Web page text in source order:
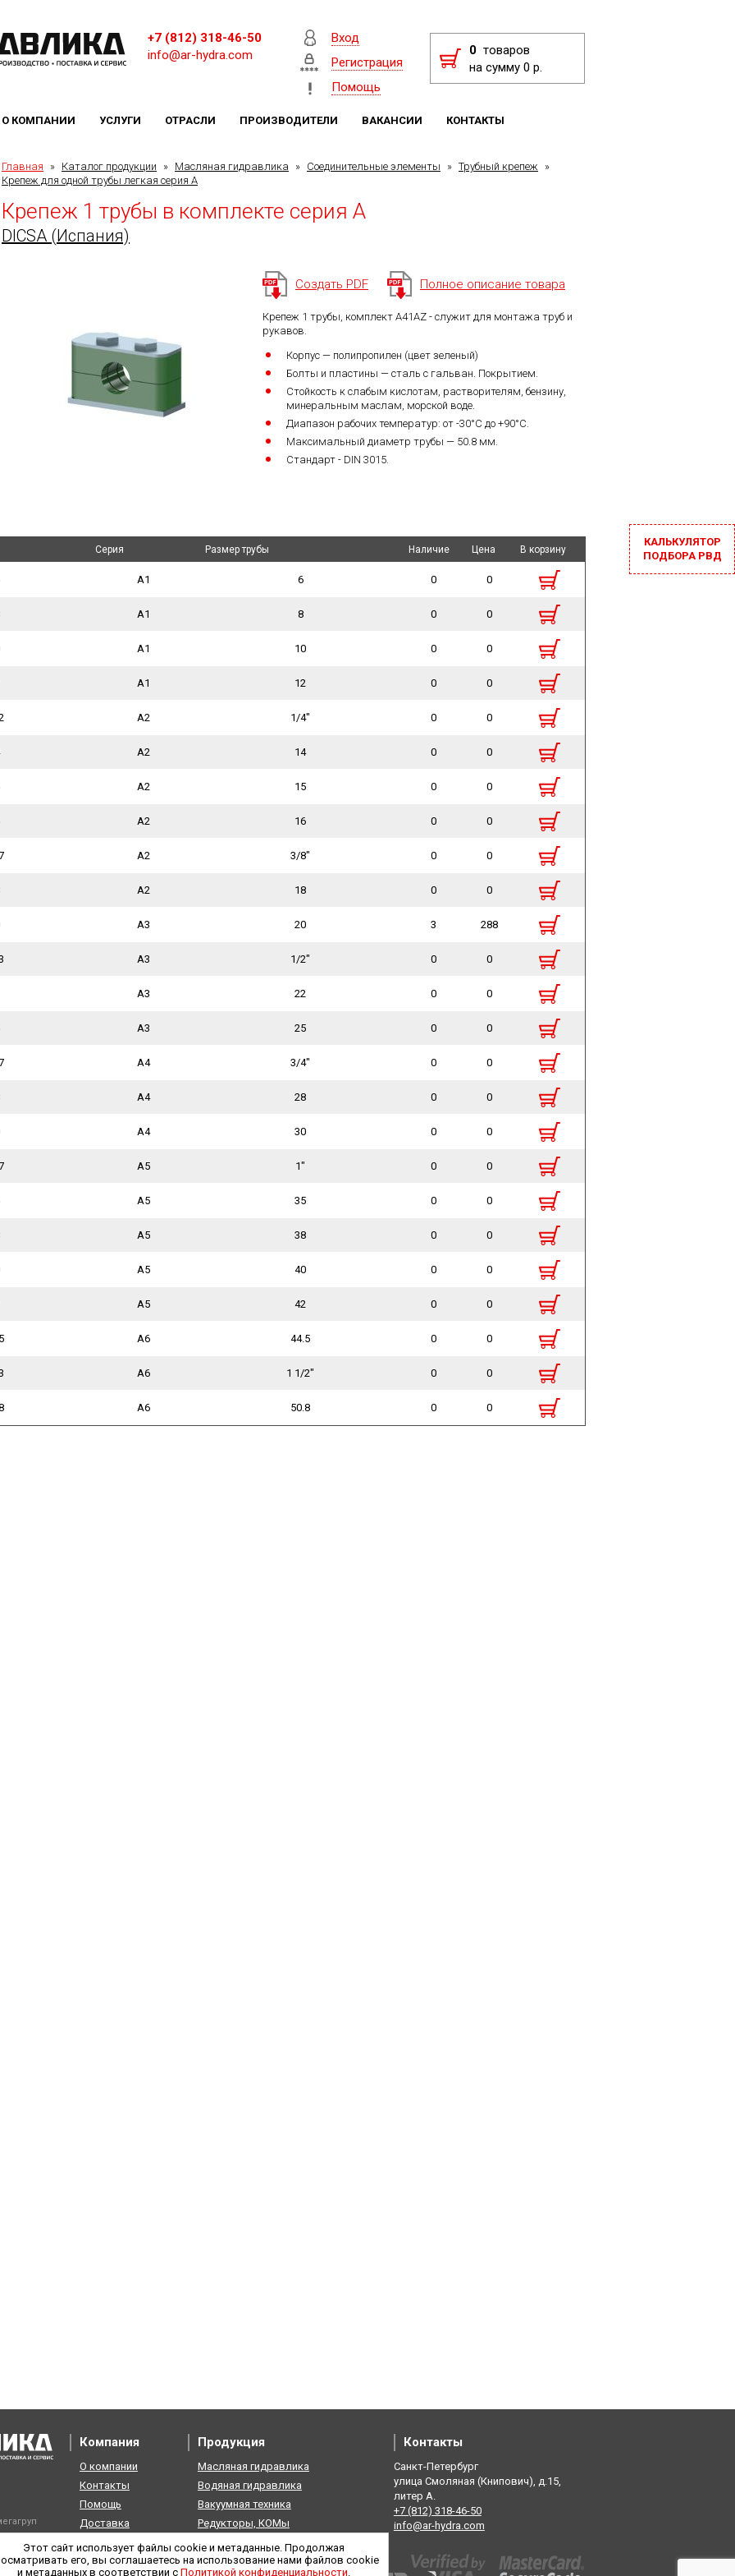
Этот сайт использует файлы cookie и метаданные. Продолжая
его, вы соглашаетесь на использование нами файлов cookie
и метаданных в соответствии с Политикой конфиденциальности.
+7 (812) 318-46-50
info@ar-hydra.com
Вход
Регистрация
Помощь
0 товаров
на сумму 0 р.
О КОМПАНИИ УСЛУГИ ОТРАСЛИ ПРОИЗВОДИТЕЛИ ВАКАНСИИ КОНТАКТЫ
Главная » Каталог продукции » Масляная гидравлика » Соединительные элементы » Трубный крепеж
»
Крепеж для одной трубы легкая серия A
Крепеж 1 трубы в комплекте серия A
DICSA (Испания)
Создать PDF Полное описание товара
Крепеж 1 трубы, комплект A41AZ - служит для монтажа труб и
рукавов.
Корпус — полипропилен (цвет зеленый)
Болты и пластины — сталь с гальван. Покрытием.
Стойкость к слабым кислотам, растворителям, бензину,
минеральным маслам, морской воде.
Диапазон рабочих температур: от -30°C до +90°C.
Максимальный диаметр трубы — 50.8 мм.
Стандарт - DIN 3015.
Серия Размер трубы Наличие Цена В корзину
A1 6 0 0
A1 8 0 0
A1 10 0 0
A1 12 0 0
A2 1/4" 0 0
A2 14 0 0
A2 15 0 0
A2 16 0 0
A2 3/8" 0 0
A2 18 0 0
A3 20 3 288
A3 1/2" 0 0
A3 22 0 0
A3 25 0 0
A4 3/4" 0 0
A4 28 0 0
A4 30 0 0
A5 1" 0 0
A5 35 0 0
A5 38 0 0
A5 40 0 0
A5 42 0 0
A6 44.5 0 0
A6 1 1/2" 0 0
A6 50.8 0 0
Серия Размер трубы Наличие Цена В корзину
КАЛЬКУЛЯТОР
ПОДБОРА РВД
Компания
О компании
Контакты
Помощь
Доставка
Продукция
Масляная гидравлика
Водяная гидравлика
Вакуумная техника
Редукторы, КОМы
Пневматика
Контакты
Санкт-Петербург
улица Смоляная (Книпович), д.15,
литер А.
+7 (812) 318-46-50
info@ar-hydra.com